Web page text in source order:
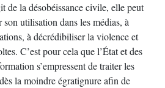
de la désobéissance civile, elle peut
utilisation dans les médias, à
à décrédibiliser la violence et
C’est pour cela que l’État et des
s’empressent de traiter les
la moindre égratignure afin de